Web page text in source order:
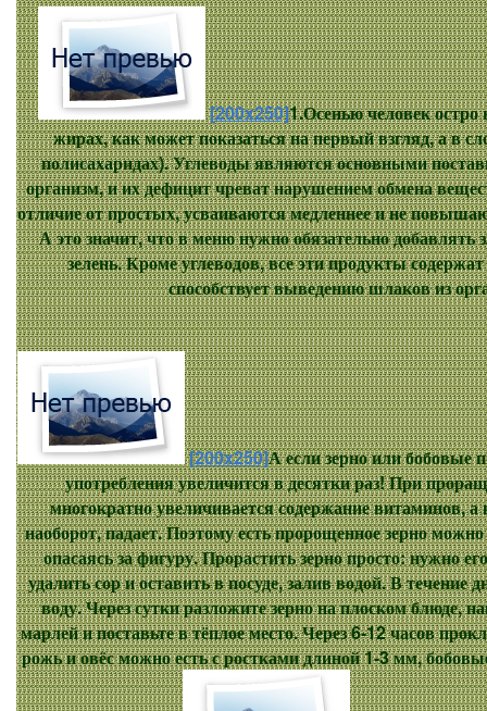
[200x250]1.Осенью человек остро
жирах, как может показаться на первый взгляд, а в
полисахаридах). Углеводы являются основными
организм, и их дефицит чреват нарушением обмена
отличие от простых, усваиваются медленнее и не
А это значит, что в меню нужно обязательно
зелень. Кроме углеводов, все эти продукты
способствует выведению шлаков из
[200x250]А если зерно или бобовые
употребления увеличится в десятки раз! При
многократно увеличивается содержание витаминов, а
наоборот, падает. Поэтому есть пророщенное зерно
опасаясь за фигуру. Прорастить зерно просто: нужно
удалить сор и оставить в посуде, залив водой. В течение
воду. Через сутки разложите зерно на плоском блюде,
марлей и поставьте в тёплое место. Через 6-12 часов
рожь и овёс можно есть с ростками длиной 1-3 мм,